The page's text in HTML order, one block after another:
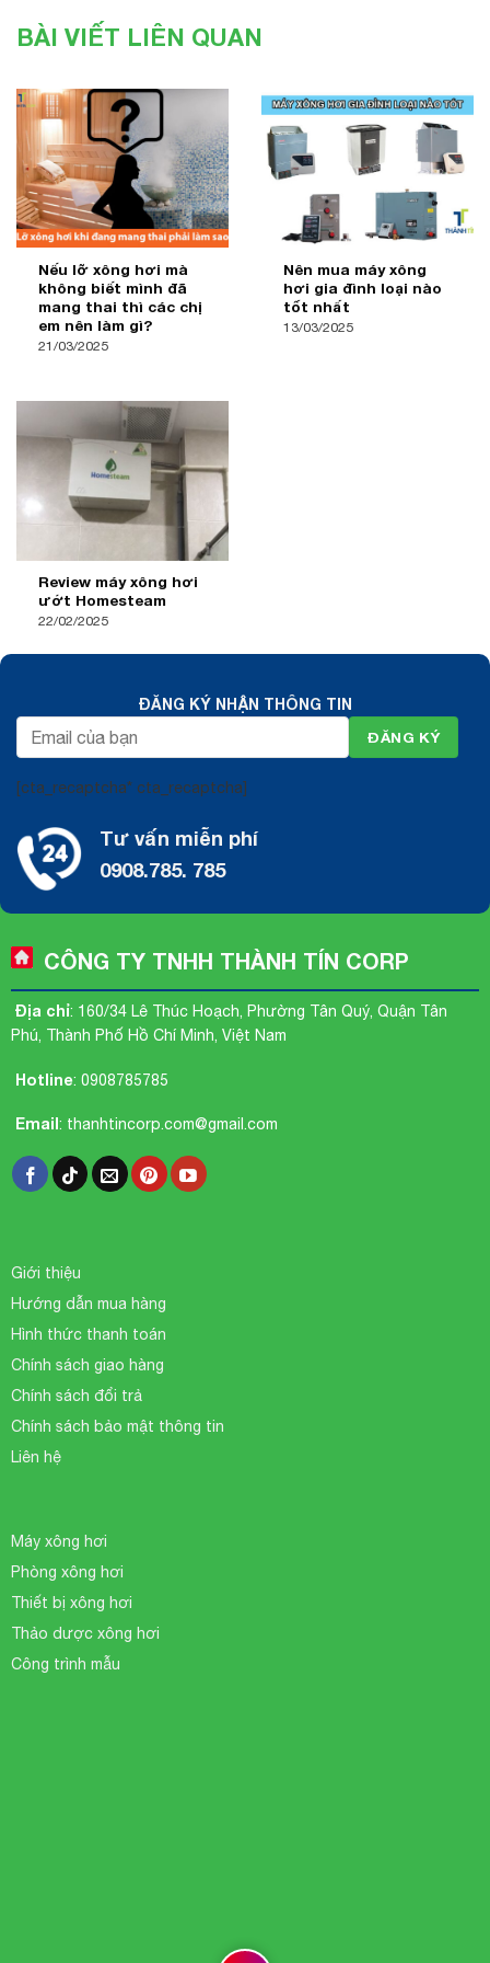
BÀI VIẾT LIÊN QUAN
Nếu lỡ xông hơi mà
không biết mình đã
mang thai thì các chị
em nên làm gì?
21/03/2025
Nên mua máy xông
hơi gia đình loại nào
tốt nhất
13/03/2025
Review máy xông hơi
ướt Homesteam
22/02/2025
ĐĂNG KÝ NHẬN THÔNG TIN
[cta_recaptcha* cta_recaptcha]
Tư vấn miễn phí
0908.785. 785
CÔNG TY TNHH THÀNH TÍN CORP
Địa chỉ: 160/34 Lê Thúc Hoạch, Phường Tân Quý, Quận Tân
Phú, Thành Phố Hồ Chí Minh, Việt Nam
Hotline: 0908785785
Email: thanhtincorp.com@gmail.com
Giới thiệu
Hướng dẫn mua hàng
Hình thức thanh toán
Chính sách giao hàng
Chính sách đổi trả
Chính sách bảo mật thông tin
Liên hệ
Máy xông hơi
Phòng xông hơi
Thiết bị xông hơi
Thảo dược xông hơi
Công trình mẫu